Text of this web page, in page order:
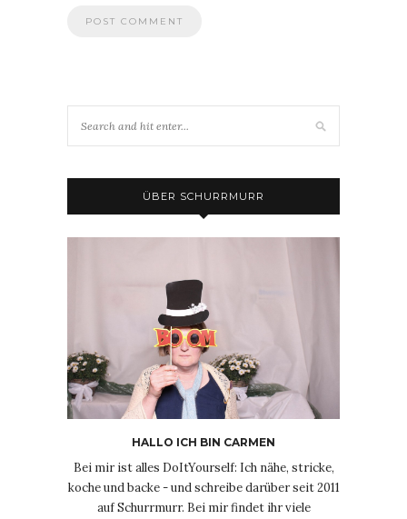
ÜBER SCHURRMURR
HALLO ICH BIN CARMEN
Bei mir ist alles DoItYourself: Ich nähe, stricke,
koche und backe - und schreibe darüber seit 2011
auf Schurrmurr. Bei mir findet ihr viele